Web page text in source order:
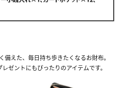
えた、毎日持ち歩きたくなるお財布。
ゼントにもぴったりのアイテムです。